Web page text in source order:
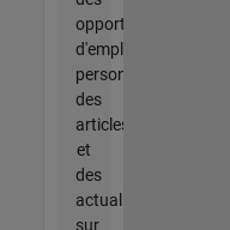
opportunités
d'emploi
personnalisées,
des
articles
et
des
actualités
sur